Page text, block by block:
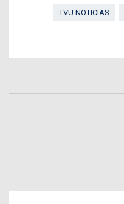
TVU NOTICIAS